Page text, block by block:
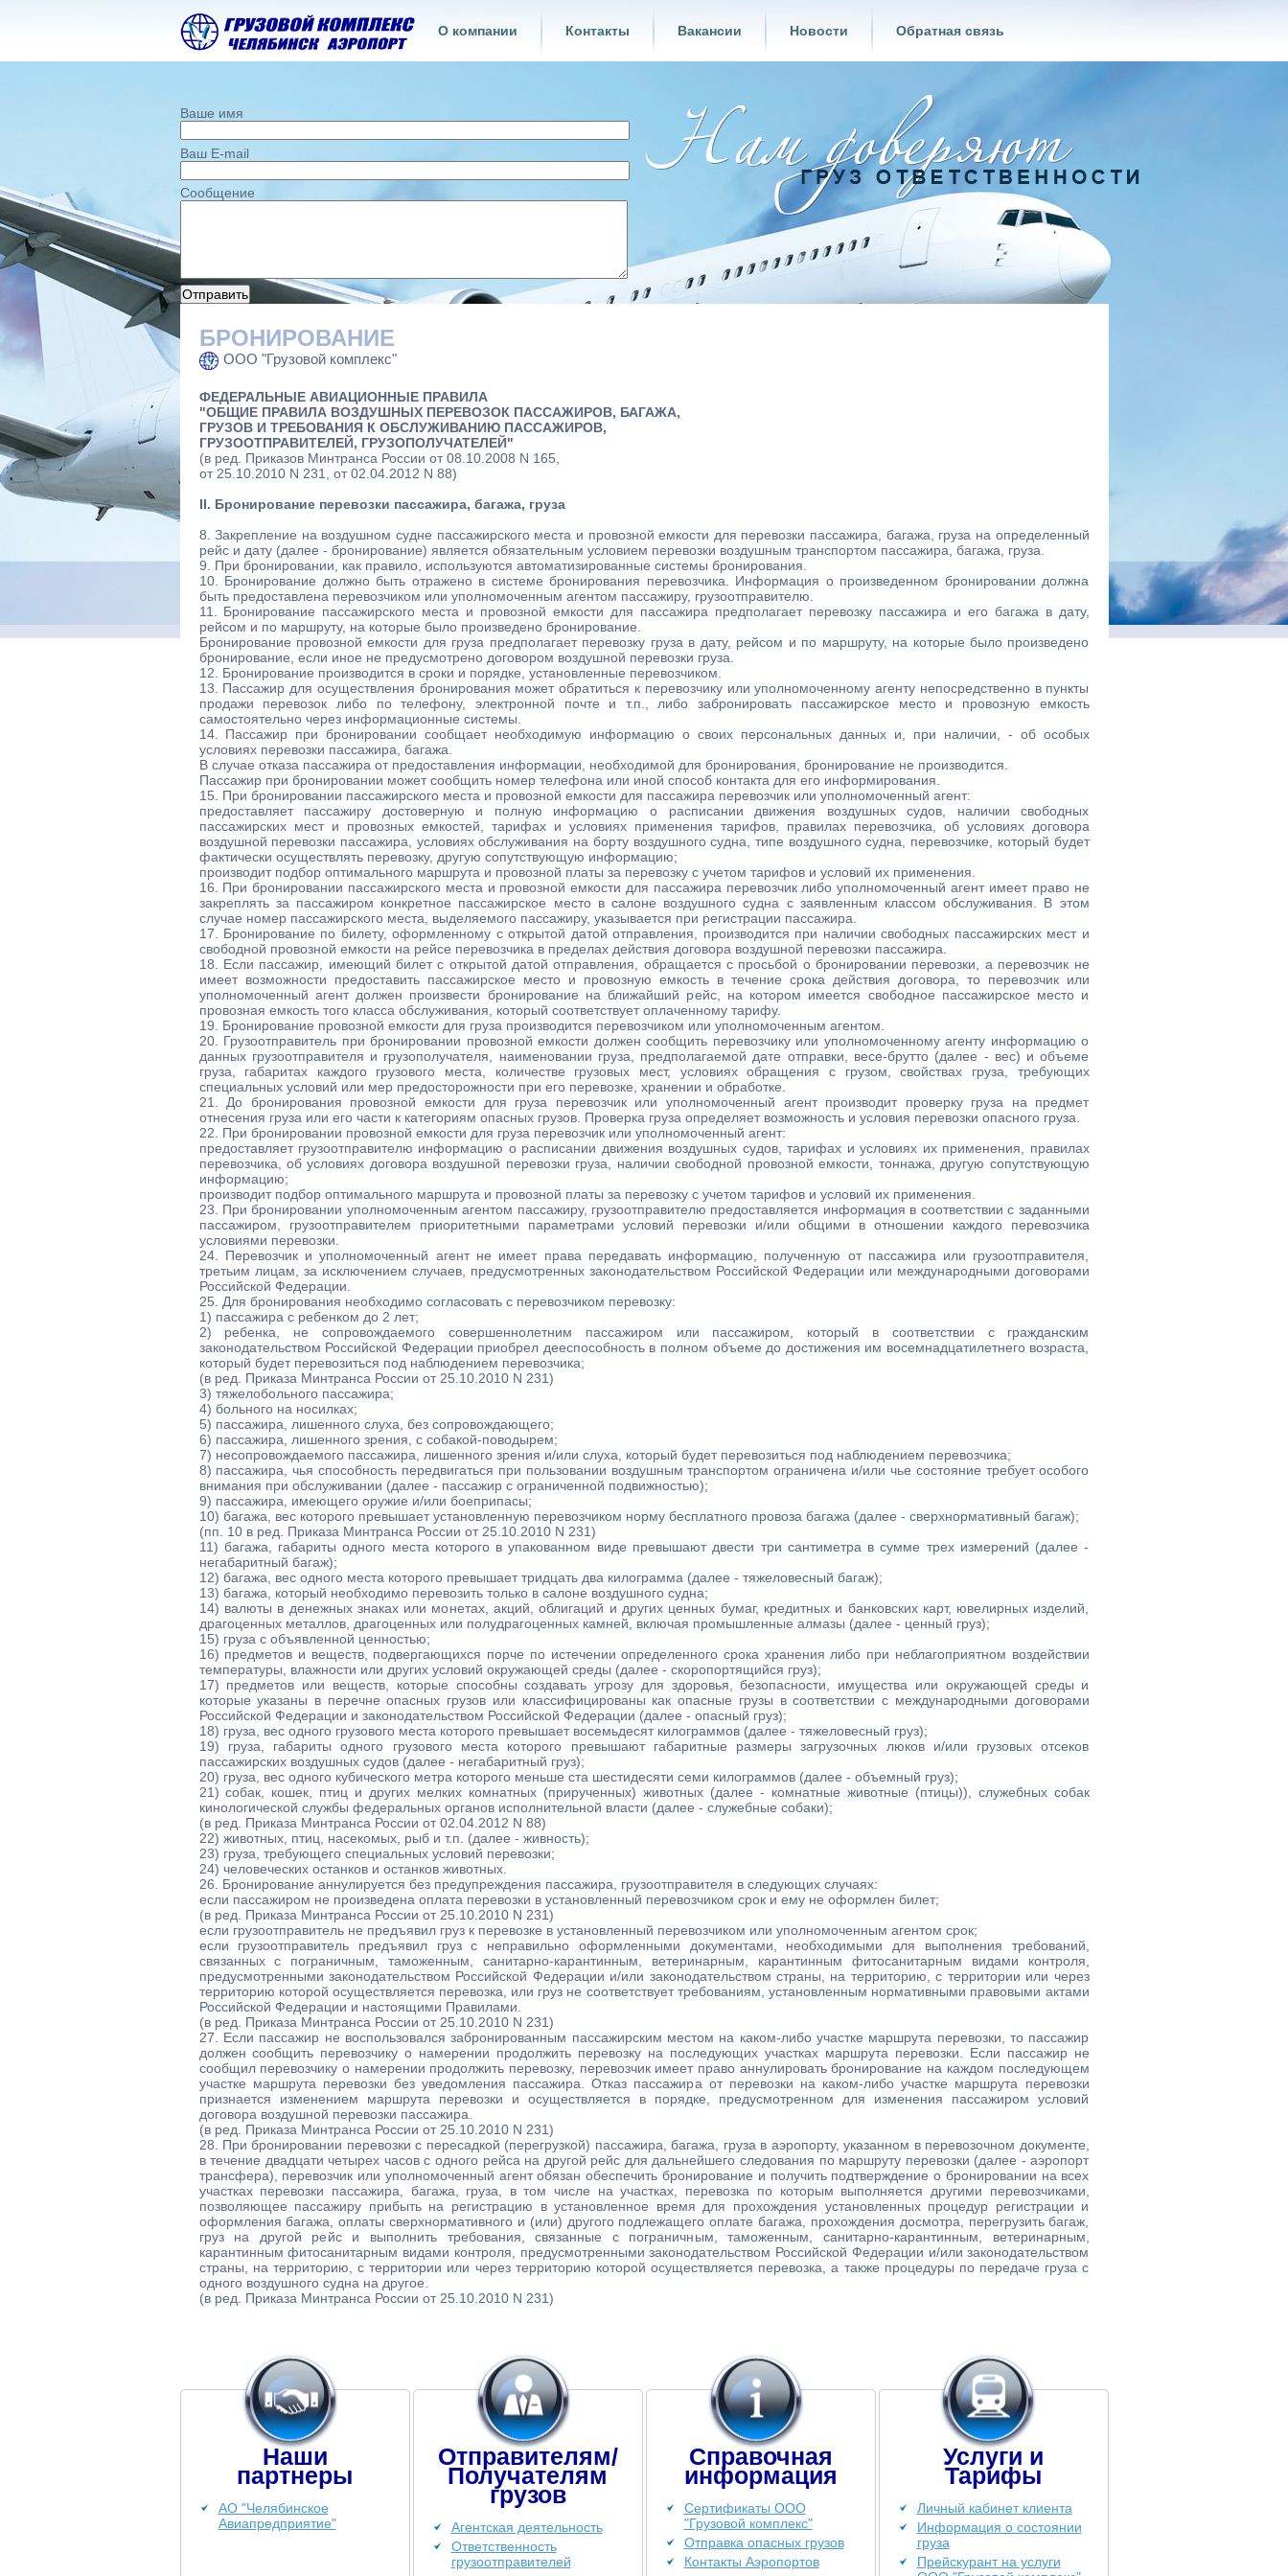
О компании Контакты Вакансии Новости Обратная связь
Ваше имя
Ваш E-mail
Сообщение
БРОНИРОВАНИЕ
ООО "Грузовой комплекс"
ФЕДЕРАЛЬНЫЕ АВИАЦИОННЫЕ ПРАВИЛА
"ОБЩИЕ ПРАВИЛА ВОЗДУШНЫХ ПЕРЕВОЗОК ПАССАЖИРОВ, БАГАЖА,
ГРУЗОВ И ТРЕБОВАНИЯ К ОБСЛУЖИВАНИЮ ПАССАЖИРОВ,
ГРУЗООТПРАВИТЕЛЕЙ, ГРУЗОПОЛУЧАТЕЛЕЙ"
(в ред. Приказов Минтранса России от 08.10.2008 N 165,
от 25.10.2010 N 231, от 02.04.2012 N 88)
II. Бронирование перевозки пассажира, багажа, груза
8. Закрепление на воздушном судне пассажирского места и провозной емкости для перевозки пассажира, багажа, груза на определенный
рейс и дату (далее - бронирование) является обязательным условием перевозки воздушным транспортом пассажира, багажа, груза.
9. При бронировании, как правило, используются автоматизированные системы бронирования.
10. Бронирование должно быть отражено в системе бронирования перевозчика. Информация о произведенном бронировании должна
быть предоставлена перевозчиком или уполномоченным агентом пассажиру, грузоотправителю.
11. Бронирование пассажирского места и провозной емкости для пассажира предполагает перевозку пассажира и его багажа в дату,
рейсом и по маршруту, на которые было произведено бронирование.
Бронирование провозной емкости для груза предполагает перевозку груза в дату, рейсом и по маршруту, на которые было произведено
бронирование, если иное не предусмотрено договором воздушной перевозки груза.
12. Бронирование производится в сроки и порядке, установленные перевозчиком.
13. Пассажир для осуществления бронирования может обратиться к перевозчику или уполномоченному агенту непосредственно в пункты
продажи перевозок либо по телефону, электронной почте и т.п., либо забронировать пассажирское место и провозную емкость
самостоятельно через информационные системы.
14. Пассажир при бронировании сообщает необходимую информацию о своих персональных данных и, при наличии, - об особых
условиях перевозки пассажира, багажа.
В случае отказа пассажира от предоставления информации, необходимой для бронирования, бронирование не производится.
Пассажир при бронировании может сообщить номер телефона или иной способ контакта для его информирования.
15. При бронировании пассажирского места и провозной емкости для пассажира перевозчик или уполномоченный агент:
предоставляет пассажиру достоверную и полную информацию о расписании движения воздушных судов, наличии свободных
пассажирских мест и провозных емкостей, тарифах и условиях применения тарифов, правилах перевозчика, об условиях договора
воздушной перевозки пассажира, условиях обслуживания на борту воздушного судна, типе воздушного судна, перевозчике, который будет
фактически осуществлять перевозку, другую сопутствующую информацию;
производит подбор оптимального маршрута и провозной платы за перевозку с учетом тарифов и условий их применения.
16. При бронировании пассажирского места и провозной емкости для пассажира перевозчик либо уполномоченный агент имеет право не
закреплять за пассажиром конкретное пассажирское место в салоне воздушного судна с заявленным классом обслуживания. В этом
случае номер пассажирского места, выделяемого пассажиру, указывается при регистрации пассажира.
17. Бронирование по билету, оформленному с открытой датой отправления, производится при наличии свободных пассажирских мест и
свободной провозной емкости на рейсе перевозчика в пределах действия договора воздушной перевозки пассажира.
18. Если пассажир, имеющий билет с открытой датой отправления, обращается с просьбой о бронировании перевозки, а перевозчик не
имеет возможности предоставить пассажирское место и провозную емкость в течение срока действия договора, то перевозчик или
уполномоченный агент должен произвести бронирование на ближайший рейс, на котором имеется свободное пассажирское место и
провозная емкость того класса обслуживания, который соответствует оплаченному тарифу.
19. Бронирование провозной емкости для груза производится перевозчиком или уполномоченным агентом.
20. Грузоотправитель при бронировании провозной емкости должен сообщить перевозчику или уполномоченному агенту информацию о
данных грузоотправителя и грузополучателя, наименовании груза, предполагаемой дате отправки, весе-брутто (далее - вес) и объеме
груза, габаритах каждого грузового места, количестве грузовых мест, условиях обращения с грузом, свойствах груза, требующих
специальных условий или мер предосторожности при его перевозке, хранении и обработке.
21. До бронирования провозной емкости для груза перевозчик или уполномоченный агент производит проверку груза на предмет
отнесения груза или его части к категориям опасных грузов. Проверка груза определяет возможность и условия перевозки опасного груза.
22. При бронировании провозной емкости для груза перевозчик или уполномоченный агент:
предоставляет грузоотправителю информацию о расписании движения воздушных судов, тарифах и условиях их применения, правилах
перевозчика, об условиях договора воздушной перевозки груза, наличии свободной провозной емкости, тоннажа, другую сопутствующую
информацию;
производит подбор оптимального маршрута и провозной платы за перевозку с учетом тарифов и условий их применения.
23. При бронировании уполномоченным агентом пассажиру, грузоотправителю предоставляется информация в соответствии с заданными
пассажиром, грузоотправителем приоритетными параметрами условий перевозки и/или общими в отношении каждого перевозчика
условиями перевозки.
24. Перевозчик и уполномоченный агент не имеет права передавать информацию, полученную от пассажира или грузоотправителя,
третьим лицам, за исключением случаев, предусмотренных законодательством Российской Федерации или международными договорами
Российской Федерации.
25. Для бронирования необходимо согласовать с перевозчиком перевозку:
1) пассажира с ребенком до 2 лет;
2) ребенка, не сопровождаемого совершеннолетним пассажиром или пассажиром, который в соответствии с гражданским
законодательством Российской Федерации приобрел дееспособность в полном объеме до достижения им восемнадцатилетнего возраста,
который будет перевозиться под наблюдением перевозчика;
(в ред. Приказа Минтранса России от 25.10.2010 N 231)
3) тяжелобольного пассажира;
4) больного на носилках;
5) пассажира, лишенного слуха, без сопровождающего;
6) пассажира, лишенного зрения, с собакой-поводырем;
7) несопровождаемого пассажира, лишенного зрения и/или слуха, который будет перевозиться под наблюдением перевозчика;
8) пассажира, чья способность передвигаться при пользовании воздушным транспортом ограничена и/или чье состояние требует особого
внимания при обслуживании (далее - пассажир с ограниченной подвижностью);
9) пассажира, имеющего оружие и/или боеприпасы;
10) багажа, вес которого превышает установленную перевозчиком норму бесплатного провоза багажа (далее - сверхнормативный багаж);
(пп. 10 в ред. Приказа Минтранса России от 25.10.2010 N 231)
11) багажа, габариты одного места которого в упакованном виде превышают двести три сантиметра в сумме трех измерений (далее -
негабаритный багаж);
12) багажа, вес одного места которого превышает тридцать два килограмма (далее - тяжеловесный багаж);
13) багажа, который необходимо перевозить только в салоне воздушного судна;
14) валюты в денежных знаках или монетах, акций, облигаций и других ценных бумаг, кредитных и банковских карт, ювелирных изделий,
драгоценных металлов, драгоценных или полудрагоценных камней, включая промышленные алмазы (далее - ценный груз);
15) груза с объявленной ценностью;
16) предметов и веществ, подвергающихся порче по истечении определенного срока хранения либо при неблагоприятном воздействии
температуры, влажности или других условий окружающей среды (далее - скоропортящийся груз);
17) предметов или веществ, которые способны создавать угрозу для здоровья, безопасности, имущества или окружающей среды и
которые указаны в перечне опасных грузов или классифицированы как опасные грузы в соответствии с международными договорами
Российской Федерации и законодательством Российской Федерации (далее - опасный груз);
18) груза, вес одного грузового места которого превышает восемьдесят килограммов (далее - тяжеловесный груз);
19) груза, габариты одного грузового места которого превышают габаритные размеры загрузочных люков и/или грузовых отсеков
пассажирских воздушных судов (далее - негабаритный груз);
20) груза, вес одного кубического метра которого меньше ста шестидесяти семи килограммов (далее - объемный груз);
21) собак, кошек, птиц и других мелких комнатных (прирученных) животных (далее - комнатные животные (птицы)), служебных собак
кинологической службы федеральных органов исполнительной власти (далее - служебные собаки);
(в ред. Приказа Минтранса России от 02.04.2012 N 88)
22) животных, птиц, насекомых, рыб и т.п. (далее - живность);
23) груза, требующего специальных условий перевозки;
24) человеческих останков и останков животных.
26. Бронирование аннулируется без предупреждения пассажира, грузоотправителя в следующих случаях:
если пассажиром не произведена оплата перевозки в установленный перевозчиком срок и ему не оформлен билет;
(в ред. Приказа Минтранса России от 25.10.2010 N 231)
если грузоотправитель не предъявил груз к перевозке в установленный перевозчиком или уполномоченным агентом срок;
если грузоотправитель предъявил груз с неправильно оформленными документами, необходимыми для выполнения требований,
связанных с пограничным, таможенным, санитарно-карантинным, ветеринарным, карантинным фитосанитарным видами контроля,
предусмотренными законодательством Российской Федерации и/или законодательством страны, на территорию, с территории или через
территорию которой осуществляется перевозка, или груз не соответствует требованиям, установленным нормативными правовыми актами
Российской Федерации и настоящими Правилами.
(в ред. Приказа Минтранса России от 25.10.2010 N 231)
27. Если пассажир не воспользовался забронированным пассажирским местом на каком-либо участке маршрута перевозки, то пассажир
должен сообщить перевозчику о намерении продолжить перевозку на последующих участках маршрута перевозки. Если пассажир не
сообщил перевозчику о намерении продолжить перевозку, перевозчик имеет право аннулировать бронирование на каждом последующем
участке маршрута перевозки без уведомления пассажира. Отказ пассажира от перевозки на каком-либо участке маршрута перевозки
признается изменением маршрута перевозки и осуществляется в порядке, предусмотренном для изменения пассажиром условий
договора воздушной перевозки пассажира.
(в ред. Приказа Минтранса России от 25.10.2010 N 231)
28. При бронировании перевозки с пересадкой (перегрузкой) пассажира, багажа, груза в аэропорту, указанном в перевозочном документе,
в течение двадцати четырех часов с одного рейса на другой рейс для дальнейшего следования по маршруту перевозки (далее - аэропорт
трансфера), перевозчик или уполномоченный агент обязан обеспечить бронирование и получить подтверждение о бронировании на всех
участках перевозки пассажира, багажа, груза, в том числе на участках, перевозка по которым выполняется другими перевозчиками,
позволяющее пассажиру прибыть на регистрацию в установленное время для прохождения установленных процедур регистрации и
оформления багажа, оплаты сверхнормативного и (или) другого подлежащего оплате багажа, прохождения досмотра, перегрузить багаж,
груз на другой рейс и выполнить требования, связанные с пограничным, таможенным, санитарно-карантинным, ветеринарным,
карантинным фитосанитарным видами контроля, предусмотренными законодательством Российской Федерации и/или законодательством
страны, на территорию, с территории или через территорию которой осуществляется перевозка, а также процедуры по передаче груза с
одного воздушного судна на другое.
(в ред. Приказа Минтранса России от 25.10.2010 N 231)
Наши
партнеры
АО "Челябинское
Авиапредприятие"
Отправителям/
Получателям
грузов
Агентская деятельность
Ответственность
грузоотправителей
Справочная
информация
Сертификаты ООО
"Грузовой комплекс"
Отправка опасных грузов
Контакты Аэропортов
Услуги и
Тарифы
Личный кабинет клиента
Информация о состоянии
груза
Прейскурант на услуги